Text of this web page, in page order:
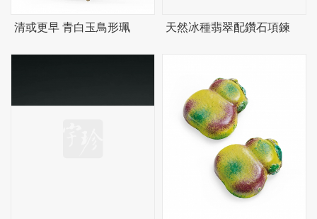
清或更早 青白玉鳥形珮 天然冰種翡翠配鑽石項鍊